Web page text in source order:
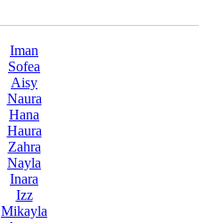
Iman
Sofea
Aisy
Naura
Hana
Haura
Zahra
Nayla
Inara
Izz
Mikayla